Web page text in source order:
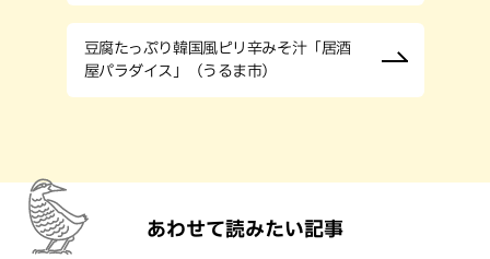
豆腐たっぷり韓国風ピリ辛みそ汁「居酒
屋パラダイス」（うるま市）
あわせて読みたい記事